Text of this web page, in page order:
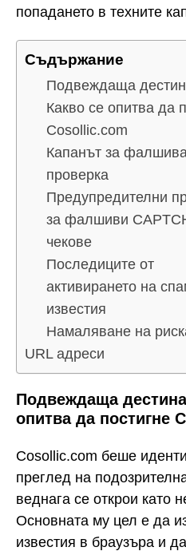
попадането в техните
Съдържание
Подвеждаща
Какво се опитва да
Cosollic.com
Капанът за
проверка
Предупредителни
за фалшиви
чекове
Последиците от
активирането на
известия
Намаляване на
URL адреси
Подвеждаща
опитва да постигне
Cosollic.com беше
преглед на
веднага се открои като
Основната му цел е да
известия в браузъра и